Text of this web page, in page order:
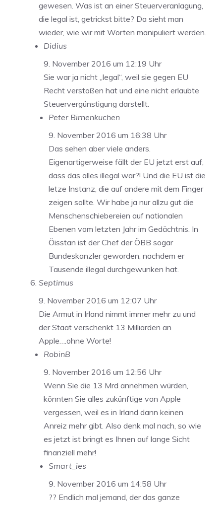
gewesen. Was ist an einer Steuerveranlagung,
die legal ist, getrickst bitte? Da sieht man
wieder, wie wir mit Worten manipuliert werden.
Didius
9. November 2016 um 12:19 Uhr
Sie war ja nicht „legal“, weil sie gegen EU
Recht verstoßen hat und eine nicht erlaubte
Steuervergünstigung darstellt.
Peter Birnenkuchen
9. November 2016 um 16:38 Uhr
Das sehen aber viele anders.
Eigenartigerweise fällt der EU jetzt erst auf,
dass das alles illegal war?! Und die EU ist die
letze Instanz, die auf andere mit dem Finger
zeigen sollte. Wir habe ja nur allzu gut die
Menschenschiebereien auf nationalen
Ebenen vom letzten Jahr im Gedächtnis. In
Öisstan ist der Chef der ÖBB sogar
Bundeskanzler geworden, nachdem er
Tausende illegal durchgewunken hat.
Septimus
9. November 2016 um 12:07 Uhr
Die Armut in Irland nimmt immer mehr zu und
der Staat verschenkt 13 Milliarden an
Apple….ohne Worte!
RobinB
9. November 2016 um 12:56 Uhr
Wenn Sie die 13 Mrd annehmen würden,
könnten Sie alles zukünftige von Apple
vergessen, weil es in Irland dann keinen
Anreiz mehr gibt. Also denk mal nach, so wie
es jetzt ist bringt es Ihnen auf lange Sicht
finanziell mehr!
Smart_ies
9. November 2016 um 14:58 Uhr
?? Endlich mal jemand, der das ganze